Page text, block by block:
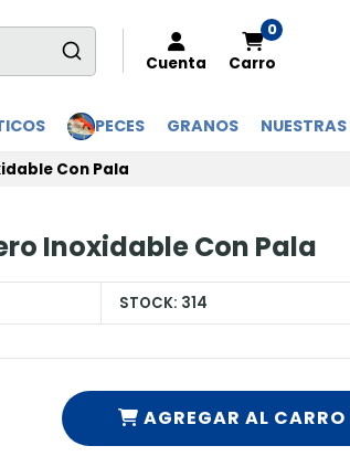
Cuenta
0
Carro
PECES GRANOS
Con Pala
Inoxidable Con Pala
STOCK: 314
AGREGAR AL CARRO